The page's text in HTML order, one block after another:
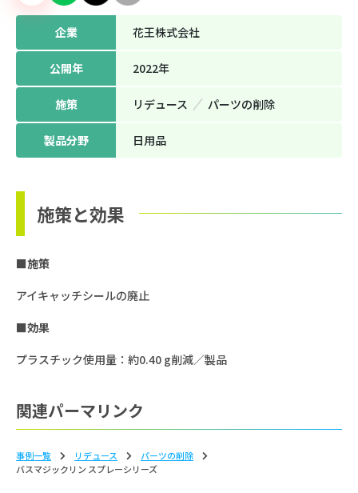
企業 花王株式会社
公開年 2022年
施策 リデュース パーツの削除
製品分野 日用品
施策と効果
■施策
アイキャッチシールの廃止
■効果
プラスチック使用量：約0.40 g削減／製品
関連パーマリンク
事例一覧 リデュース
パーツの削除
バスマジックリン スプレーシリーズ